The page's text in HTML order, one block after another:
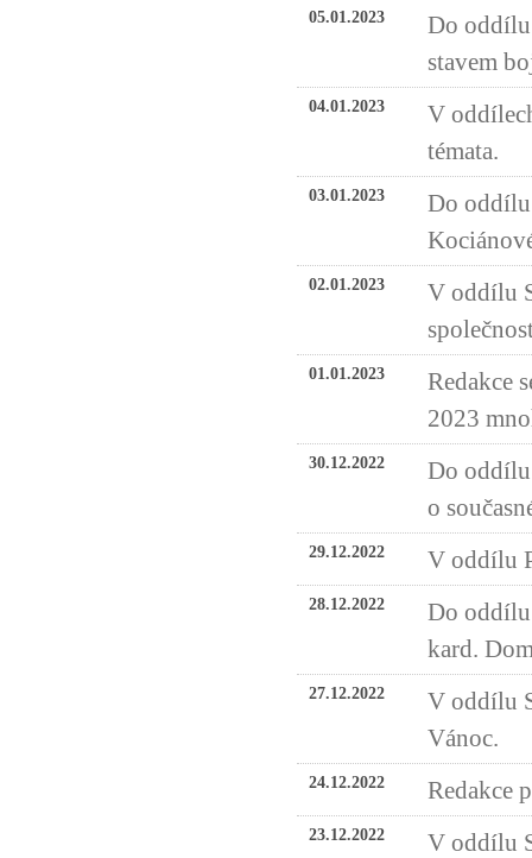
05.01.2023
Do oddílu
stavem
04.01.2023
V
témata.
03.01.2023
Do
02.01.2023
V oddílu
01.01.2023
Redakce
2023
30.12.2022
Do
o
29.12.2022 V oddílu
28.12.2022
Do
kard.
27.12.2022
V oddílu
Vánoc.
24.12.2022 Redakce
23.12.2022 V oddílu